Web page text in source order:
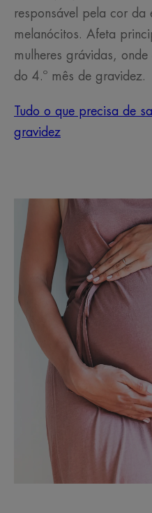
responsável pela cor da
melanócitos. Afeta
mulheres grávidas,
do 4.º mês de gravidez.
Tudo o que precisa de
gravidez